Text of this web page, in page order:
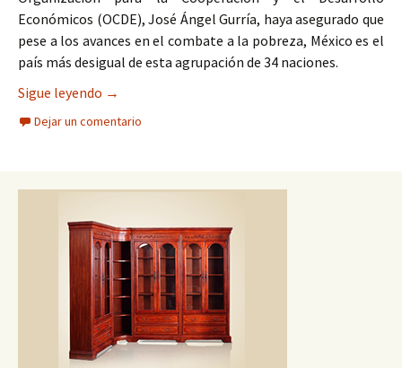
Económicos (OCDE), José Ángel Gurría, haya asegurado que
pese a los avances en el combate a la pobreza, México es el
país más desigual de esta agrupación de 34 naciones.
Sigue leyendo LA DESIGUALDAD EN MÉXICO
→
Dejar un comentario